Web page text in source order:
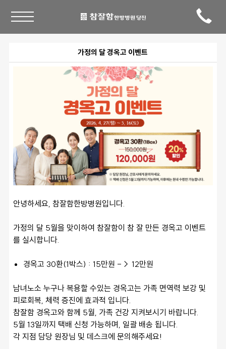
가정의 달 경옥고 이벤트
안녕하세요, 참잘함한방병원입니다.
가정의 달 5월을 맞이하여 참잘함이 참 잘 만든 경옥고 이벤트
를 실시합니다.
경옥고 30환(1박스) : 15만원 -→ 12만원
남녀노소 누구나 복용할 수있는 경옥고는 가족 면역력 보강 및
피로회복, 체력 증진에 효과적 입니다.
참잘함 경옥고와 함께 5월, 가족 건강 지켜보시기 바랍니다.
5월 13일까지 택배 신청 가능하며, 일괄 배송 됩니다.
각 지점 담당 원장님 및 데스크에 문의해주세요!